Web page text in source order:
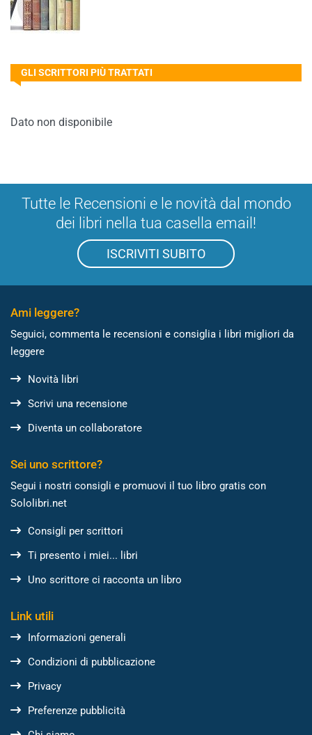
GLI SCRITTORI PIÙ TRATTATI
Dato non disponibile
Tutte le Recensioni e le novità dal mondo
dei libri nella tua casella email!
ISCRIVITI SUBITO
Ami leggere?
Seguici, commenta le recensioni e consiglia i libri migliori da
leggere
Novità libri
Scrivi una recensione
Diventa un collaboratore
Sei uno scrittore?
Segui i nostri consigli e promuovi il tuo libro gratis con
Sololibri.net
Consigli per scrittori
Ti presento i miei... libri
Uno scrittore ci racconta un libro
Link utili
Informazioni generali
Condizioni di pubblicazione
Privacy
Preferenze pubblicità